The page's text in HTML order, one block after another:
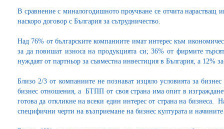
В сравнение с миналогодишното проучване се отчита нарастващ
наскоро договор с България за сътрудничество.
Над 76% от българските компаниите имат интерес към
за да повишат износа на продукцията си; 36% от фирмите
нуждаят от партньор за съвместна инвестиция в България, а 12%
Близо 2/3 от компаниите не познават изцяло условията за
бизнес отношения, а БТПП от своя страна има опит в
готова да откликне на всеки един интерес от страна на бизнеса.
специфични черти на възприемане на бизнес културата и